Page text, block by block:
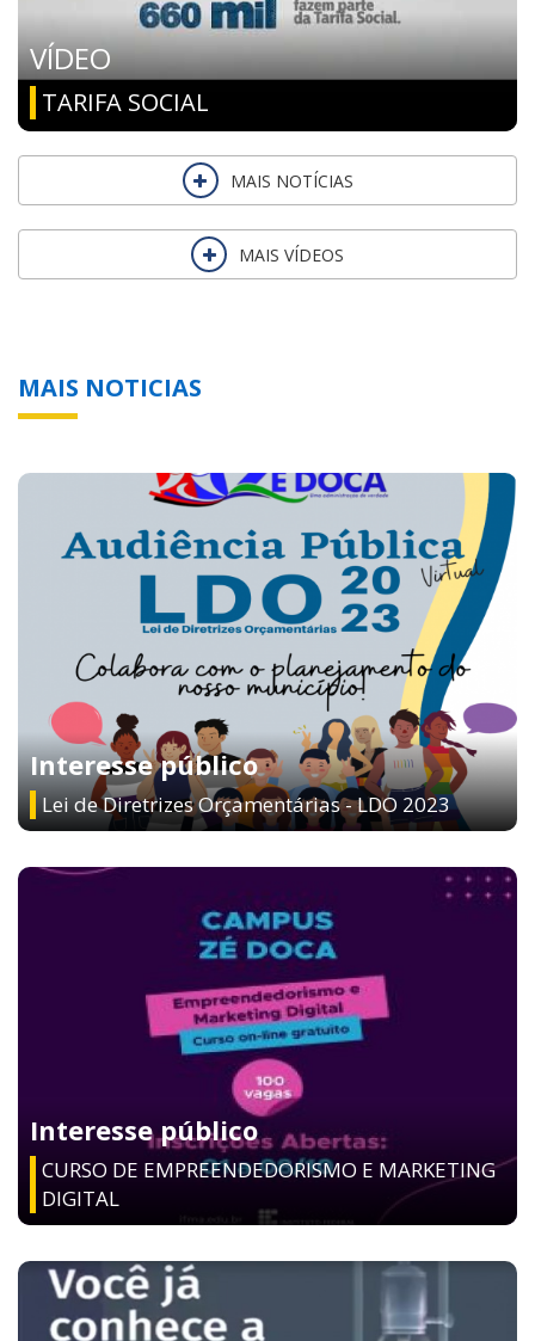
VÍDEO
TARIFA SOCIAL
MAIS NOTÍCIAS
MAIS VÍDEOS
MAIS NOTICIAS
Interesse público
Lei de Diretrizes Orçamentárias - LDO 2023
Interesse público
CURSO DE EMPREENDEDORISMO E MARKETING
DIGITAL